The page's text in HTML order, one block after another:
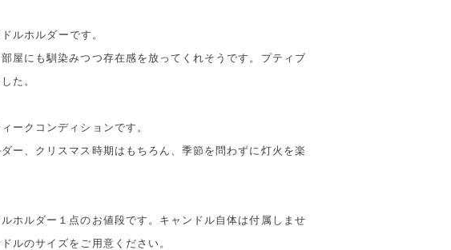
ルホルダーです。
屋にも馴染みつつ存在感を放ってくれそうです。プティブ
た。
ークコンディションです。
ー、クリスマス時期はもちろん、季節を問わずに灯火を楽
ホルダー１点のお値段です。キャンドル自体は付属しませ
ルのサイズをご用意ください。